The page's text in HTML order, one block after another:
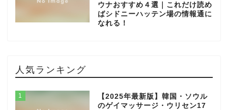
ウナおすすめ４選｜これだけ読め
ばシドニーハッテン場の情報通に
なれる！
人気ランキング
1
【2025年最新版】韓国・ソウル
のゲイマッサージ・ウリセン17